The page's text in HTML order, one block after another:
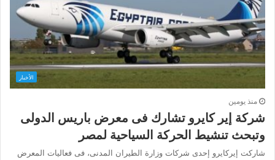
الأخبار
منذ يومين
شركة إير كايرو تشارك فى معرض باريس الدولى
وتبحث تنشيط الحركة السياحية لمصر
شاركت إيركايرو إحدى شركات وزارة الطيران المدنى، فى فعاليات المعرض